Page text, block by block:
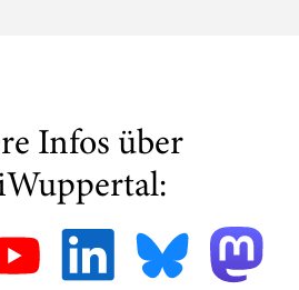
Infos über